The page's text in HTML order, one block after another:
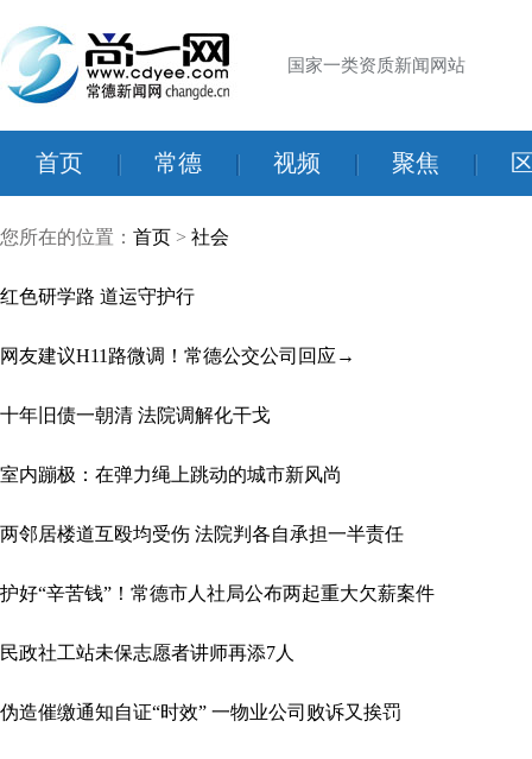
国家一类资质新闻网站
首页 | 常德 | 视频 | 聚焦 |
您所在的位置： 首页 > 社会
红色研学路 道运守护行
网友建议H11路微调！常德公交公司回应→
十年旧债一朝清 法院调解化干戈
室内蹦极：在弹力绳上跳动的城市新风尚
两邻居楼道互殴均受伤 法院判各自承担一半责任
护好“辛苦钱”！常德市人社局公布两起重大欠薪案件
民政社工站未保志愿者讲师再添7人
伪造催缴通知自证“时效” 一物业公司败诉又挨罚